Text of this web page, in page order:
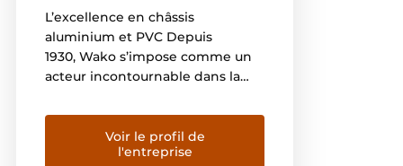
L’excellence en châssis
aluminium et PVC Depuis
1930, Wako s’impose comme un
acteur incontournable dans la
aluminium et PVC en Belgique et
au Luxembourg. Grâce à notre
expertise et à notre savoir-faire,
Voir le profil de
l'entreprise